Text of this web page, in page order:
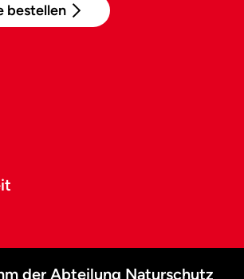
bestellen
der Abteilung Naturschutz